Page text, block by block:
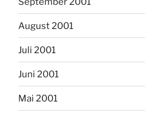
August 2001
Juli 2001
Juni 2001
Mai 2001